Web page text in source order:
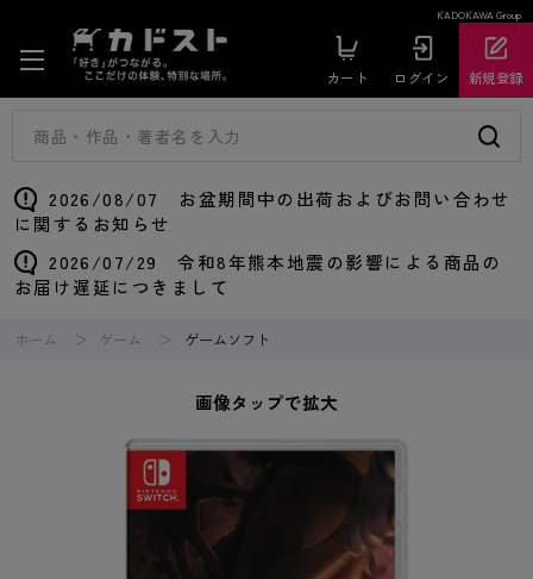
KADOKAWA Group
カート ログイン 新規登録
2026/08/07 お盆期間中の出荷およびお問い合わせ
に関するお知らせ
2026/07/29 令和8年熊本地震の影響による商品の
お届け遅延につきまして
ホーム ゲーム ゲームソフト
画像タップで拡大